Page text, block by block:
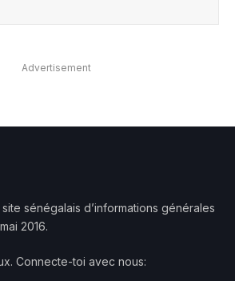
Advertisement
sénégalais d’informations générales
2016.
Connecte-toi avec nous: